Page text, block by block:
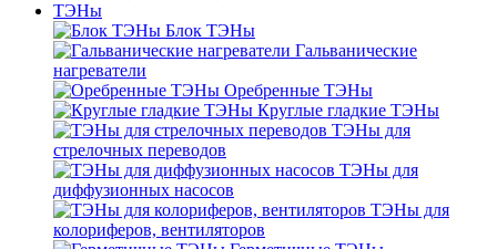
ТЭНы
Блок ТЭНы
Гальванические
нагреватели
Оребренные ТЭНы
Круглые гладкие ТЭНы
ТЭНы для
стрелочных переводов
ТЭНы для
диффузионных насосов
ТЭНы для
колориферов, вентиляторов